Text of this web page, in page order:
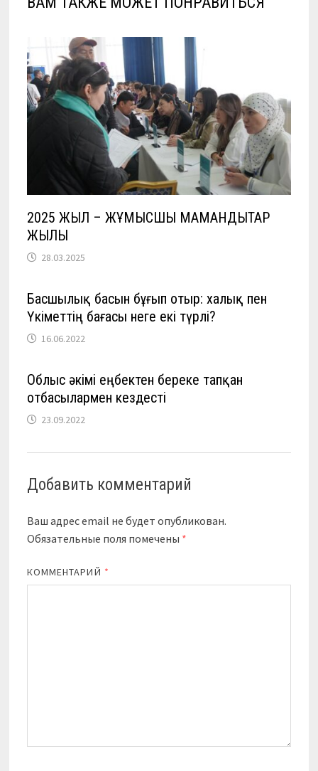
2025 ЖЫЛ – ЖҰМЫСШЫ МАМАНДЫҚТАР
ЖЫЛЫ
28.03.2025
Басшылық басын бұғып отыр: халық пен
Үкіметтің бағасы неге екі түрлі?
16.06.2022
Облыс әкімі еңбектен береке тапқан
отбасылармен кездесті
23.09.2022
Добавить комментарий
Ваш адрес email не будет опубликован.
Обязательные поля помечены *
КОММЕНТАРИЙ *